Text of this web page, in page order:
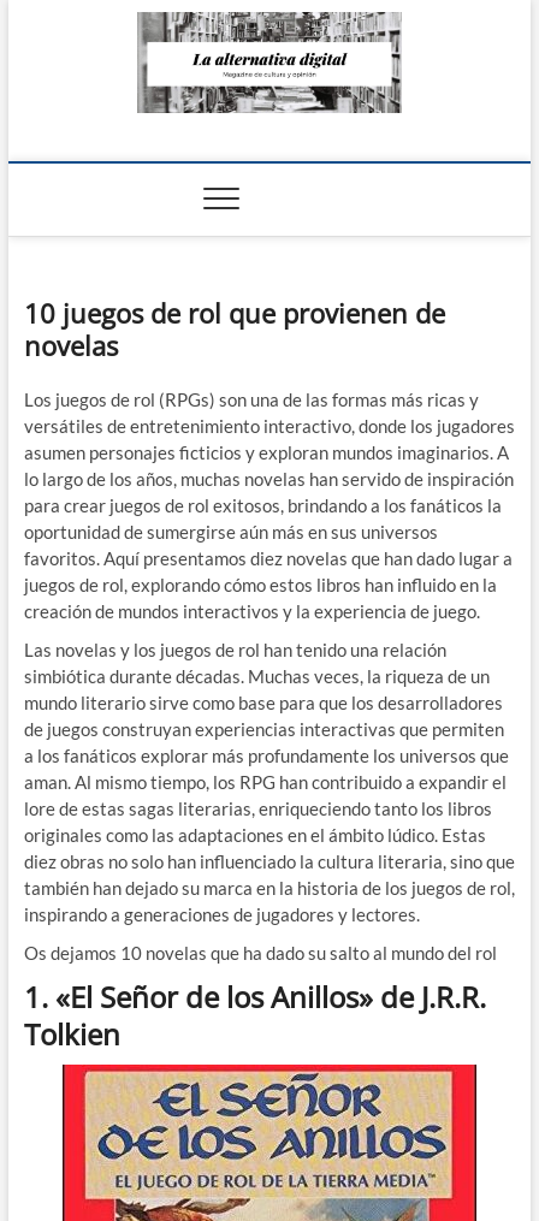
La Alternativa
10 juegos de rol que provienen de
novelas
Los juegos de rol (RPGs) son una de las formas más ricas y
versátiles de entretenimiento interactivo, donde los jugadores
asumen personajes ficticios y exploran mundos imaginarios. A
lo largo de los años, muchas novelas han servido de inspiración
para crear juegos de rol exitosos, brindando a los fanáticos la
oportunidad de sumergirse aún más en sus universos
favoritos. Aquí presentamos diez novelas que han dado lugar a
juegos de rol, explorando cómo estos libros han influido en la
creación de mundos interactivos y la experiencia de juego.
Las novelas y los juegos de rol han tenido una relación
simbiótica durante décadas. Muchas veces, la riqueza de un
mundo literario sirve como base para que los desarrolladores
de juegos construyan experiencias interactivas que permiten
a los fanáticos explorar más profundamente los universos que
aman. Al mismo tiempo, los RPG han contribuido a expandir el
lore de estas sagas literarias, enriqueciendo tanto los libros
originales como las adaptaciones en el ámbito lúdico. Estas
diez obras no solo han influenciado la cultura literaria, sino que
también han dejado su marca en la historia de los juegos de rol,
inspirando a generaciones de jugadores y lectores.
Os dejamos 10 novelas que ha dado su salto al mundo del rol
1. «El Señor de los Anillos» de J.R.R.
Tolkien